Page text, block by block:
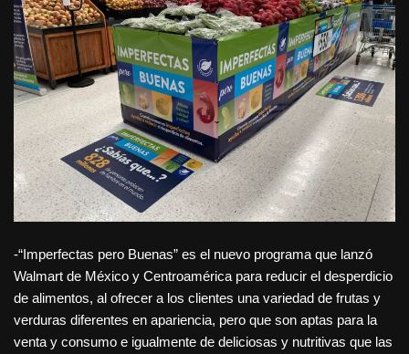
-“Imperfectas pero Buenas” es el nuevo programa que lanzó
Walmart de México y Centroamérica para reducir el desperdicio
de alimentos, al ofrecer a los clientes una variedad de frutas y
verduras diferentes en apariencia, pero que son aptas para la
venta y consumo e igualmente de deliciosas y nutritivas que las